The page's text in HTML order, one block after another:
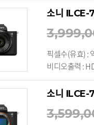
소니 ILCE-
픽셀수(유효) :
비디오출력 :
소니 ILCE-